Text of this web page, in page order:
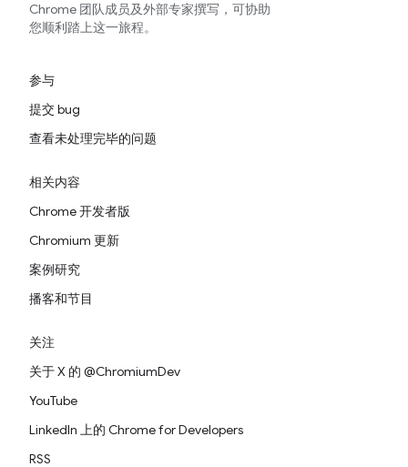
Chrome 团队成员及外部专家撰写，可协助
您顺利踏上这一旅程。
参与
提交 bug
查看未处理完毕的问题
相关内容
Chrome 开发者版
Chromium 更新
案例研究
播客和节目
关注
关于 X 的 @ChromiumDev
YouTube
LinkedIn 上的 Chrome for Developers
RSS